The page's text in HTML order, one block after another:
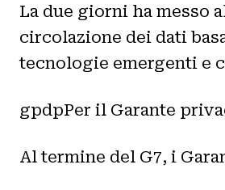
La due giorni ha messo
circolazione dei dati
tecnologie emergenti e
gpdpPer il Garante
Al termine del G7, i